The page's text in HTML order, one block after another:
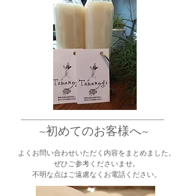
​~初めてのお客様へ~
​よくお問い合わせいただく内容をまとめました。
ぜひご参考くださいませ。
不明な点はご遠慮なくお電話ください。